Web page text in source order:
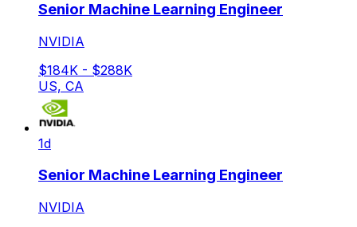
Senior Machine Learning Engineer
NVIDIA
$184K - $288K
US, CA
1d
Senior Machine Learning Engineer
NVIDIA